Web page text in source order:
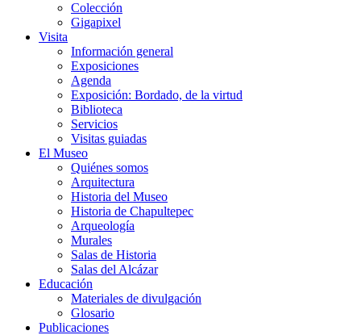
Colección
Gigapixel
Visita
Información general
Exposiciones
Agenda
Exposición: Bordado, de la virtud
Biblioteca
Servicios
Visitas guiadas
El Museo
Quiénes somos
Arquitectura
Historia del Museo
Historia de Chapultepec
Arqueología
Murales
Salas de Historia
Salas del Alcázar
Educación
Materiales de divulgación
Glosario
Publicaciones